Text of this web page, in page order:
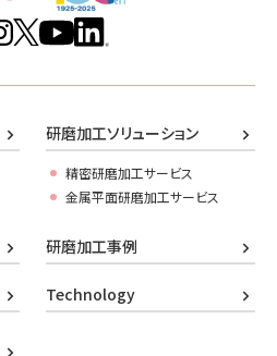
研磨加工ソリューション
精密研磨加工サービス
金属平面研磨加工サービス
研磨加工事例
Technology